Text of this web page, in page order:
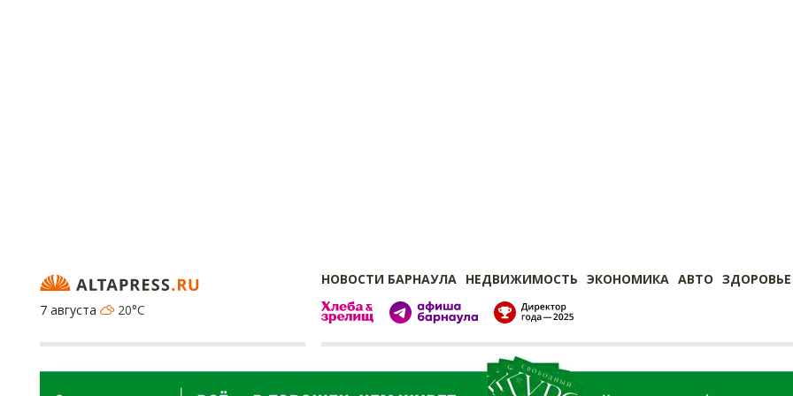
НОВОСТИ БАРНАУЛА НЕДВИЖИМОСТЬ ЭКОНОМИКА АВТО ЗДОРОВЬЕ
7 августа
20°C